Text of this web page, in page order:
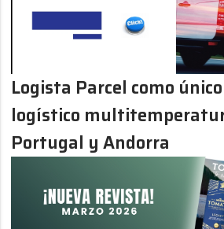
Logista Parcel como
logístico
Portugal y Andorra